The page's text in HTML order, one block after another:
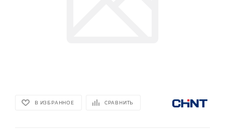
В ИЗБРАННОЕ СРАВНИТЬ